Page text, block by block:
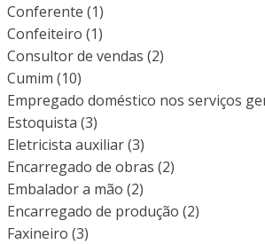
Conferente (1)
Confeiteiro (1)
Consultor de vendas (2)
Cumim (10)
Empregado doméstico nos serviços
Estoquista (3)
Eletricista auxiliar (3)
Encarregado de obras (2)
Embalador a mão (2)
Encarregado de produção (2)
Faxineiro (3)